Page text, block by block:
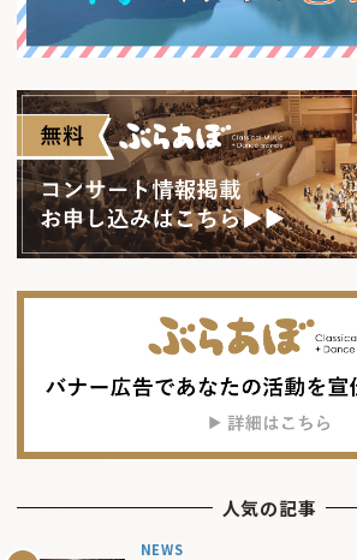
人気の記事
NEWS